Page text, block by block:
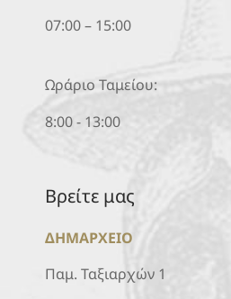
07:00 – 15:00
Ωράριο Ταμείου:
8:00 - 13:00
Βρείτε μας
ΔΗΜΑΡΧΕΙΟ
Παμ. Ταξιαρχών 1